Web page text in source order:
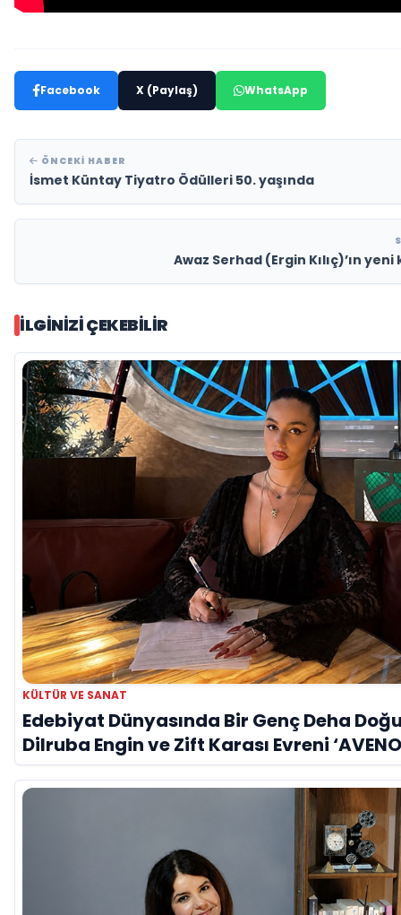
Facebook X (Paylaş) WhatsApp
ÖNCEKI HABER
İsmet Küntay Tiyatro Ödülleri 50. yaşında
Awaz Serhad (Ergin Kılıç)’ın
İLGINIZI ÇEKEBILIR
KÜLTÜR VE SANAT
Edebiyat Dünyasında Bir Genç Deha
Dilruba Engin ve Zift Karası Evreni